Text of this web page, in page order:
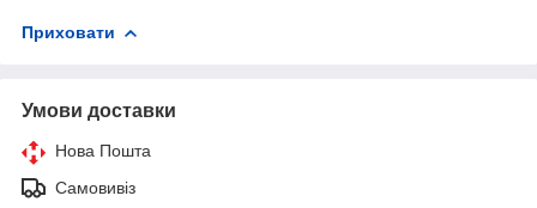
Приховати
Умови доставки
Нова Пошта
Самовивіз